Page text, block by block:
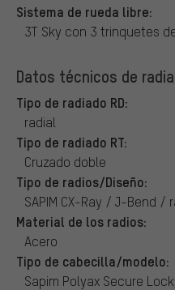
Sistema de rueda libre:
3T Sky con 3 trinquetes
Datos técnicos de
Tipo de radiado RD:
radial
Tipo de radiado RT:
Cruzado doble
Tipo de radios/Diseño:
SAPIM CX-Ray / J-Bend /
Material de los radios:
Acero
Tipo de cabecilla/modelo:
Sapim Polyax Secure